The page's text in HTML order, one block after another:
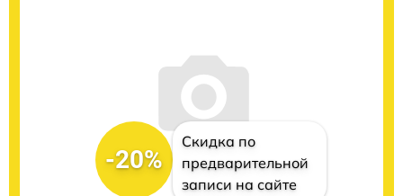
-20%
Скидка по
предварительной
записи на сайте